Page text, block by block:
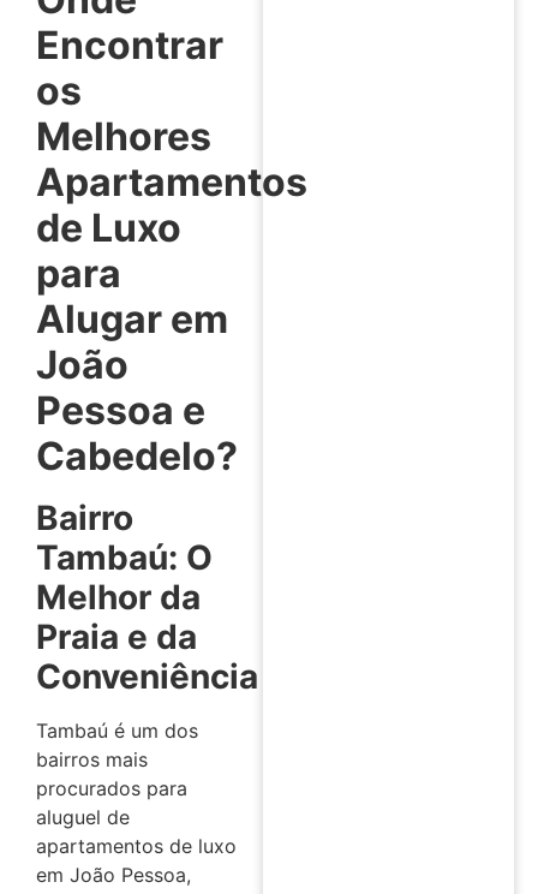
Encontrar
os
Melhores
Apartamentos
de Luxo
para
Alugar em
João
Pessoa e
Cabedelo?
Bairro
Tambaú: O
Melhor da
Praia e da
Conveniência
Tambaú é um dos
bairros mais
procurados para
aluguel de
apartamentos de luxo
em João Pessoa,